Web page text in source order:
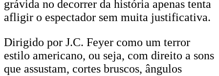
grávida no decorrer da história apenas tenta
afligir o espectador sem muita justificativa.
Dirigido por J.C. Feyer como um terror
estilo americano, ou seja, com direito a sons
que assustam, cortes bruscos, ângulos